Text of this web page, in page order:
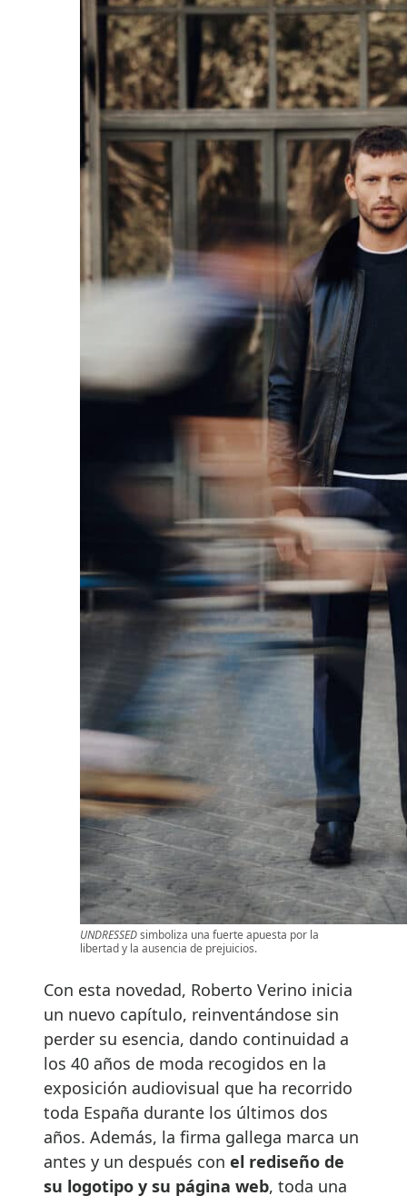
UNDRESSEDsimboliza una fuerte apuesta por la
libertad y la ausencia de prejuicios.
Con esta novedad, Roberto Verino inicia
un nuevo capítulo, reinventándose sin
perder su esencia, dando continuidad a
los 40 años de moda recogidos en la
exposición audiovisual que ha recorrido
toda España durante los últimos dos
años. Además, la firma gallega marca un
antes y un después con el rediseño de
su logotipo y su página web, toda una